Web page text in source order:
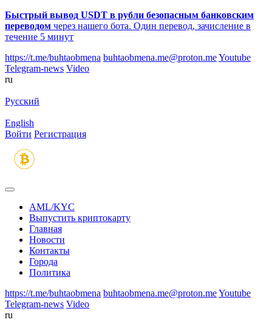
Быстрый вывод USDT в рубли безопасным банковским
переводом через нашего бота. Один перевод, зачисление в
течение 5 минут
https://t.me/buhtaobmena buhtaobmena.me@proton.meYoutube
Telegram-news Video
ru
Русский
English
Войти Регистрация
AML/KYC
Выпустить криптокарту
Главная
Новости
Контакты
Города
Политика
https://t.me/buhtaobmena buhtaobmena.me@proton.meYoutube
Telegram-news Video
ru